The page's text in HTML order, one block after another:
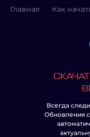
Главная Как
Всегда
Обновления